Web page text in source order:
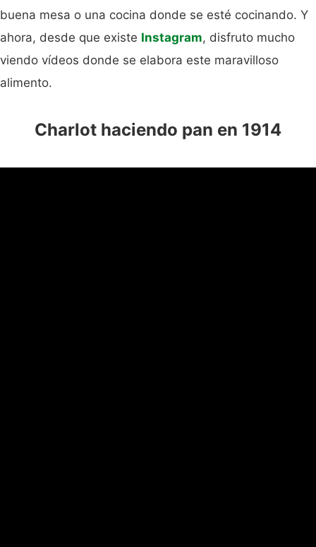
buena mesa o una cocina donde se esté cocinando. Y
ahora, desde que existe Instagram, disfruto mucho
viendo vídeos donde se elabora este maravilloso
alimento.
Charlot haciendo pan en 1914